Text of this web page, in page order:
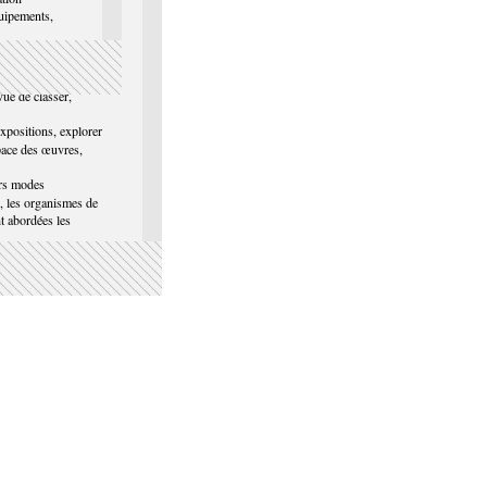
faire l'inventaire de
de classer,
explorer
des œuvres,
modes
organismes de
abordées les
les usages du
d'expositions
et de
d'inventaire
d'œuvre.
et dans
de
dont vous